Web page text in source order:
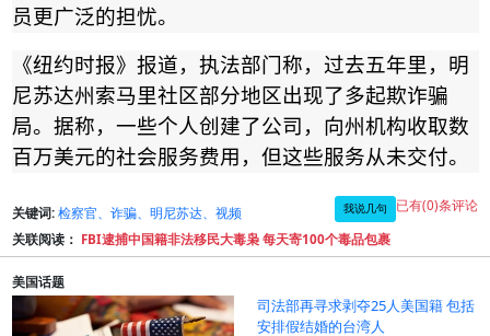
员更广泛的担忧。
《纽约时报》报道，执法部门称，过去五年里，明
尼苏达州索马里社区部分地区出现了多起欺诈骗
局。据称，一些个人创建了公司，向州机构收取数
百万美元的社会服务费用，但这些服务从未交付。
关键词: 检察官、诈骗、明尼苏达、视频 我说几句 已有(0)条评论
关联阅读： FBI逮捕中国籍非法移民大毒枭 每天寄100个毒品包裹
美国话题
司法部再寻求剥夺25人美国籍 包括
安排假结婚的台湾人